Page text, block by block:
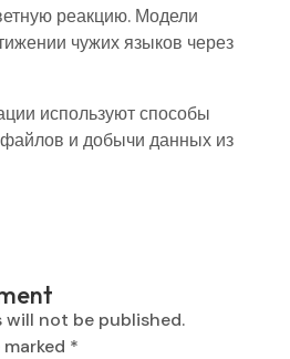
реакцию. Модели
чужих языков через
используют способы
и добычи данных из
will not be published.
*